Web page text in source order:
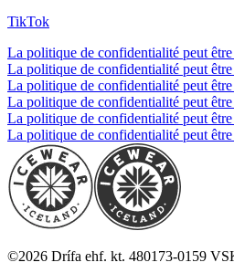
TikTok
La politique de confidentialité peut
La politique de confidentialité peut
La politique de confidentialité peut
La politique de confidentialité peut
La politique de confidentialité peut
La politique de confidentialité peut
©2026 Drífa ehf. kt. 480173-0159